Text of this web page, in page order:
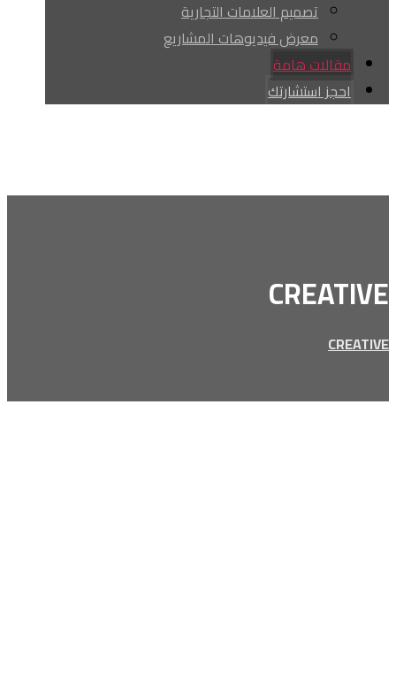
تصميم العلامات التجارية
معرض فيديوهات المشاريع
مقالات هامة
احجز استشارتك
CREATIVE
CREATIVE